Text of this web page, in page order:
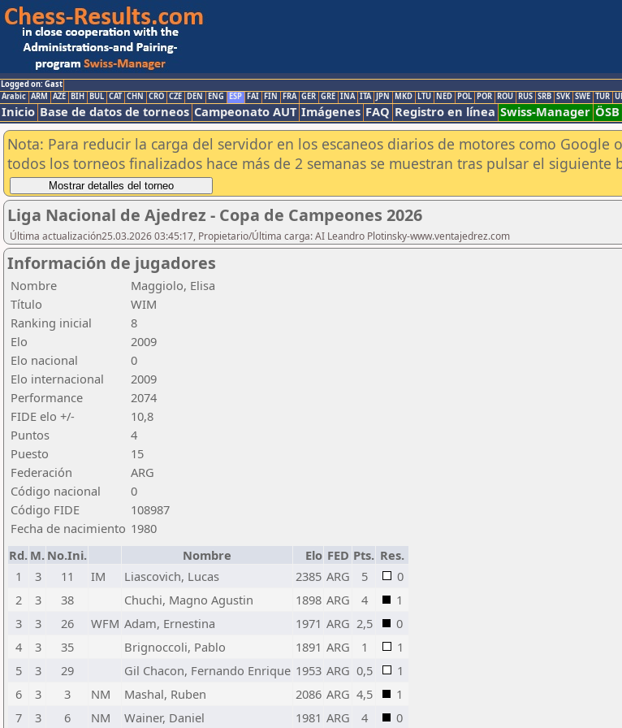
Logged on: Gast
Arabic ARM AZE BIH BUL CAT CHN CRO CZE DEN ENG ESP FAI FIN FRA GER GRE INA ITA JPN MKD LTU NED POL POR ROU RUS SRB SVK SWE TUR
Inicio Base de datos de torneos Campeonato AUT Imágenes FAQ Registro en línea Swiss-Manager ÖSB
Nota: Para reducir la carga del servidor en los escaneos diarios de motores como Google
todos los torneos finalizados hace más de 2 semanas se muestran tras pulsar el siguiente
Liga Nacional de Ajedrez - Copa de Campeones 2026
Última actualización25.03.2026 03:45:17, Propietario/Última carga: AI Leandro Plotinsky-www.ventajedrez.com
Información de jugadores
Nombre
Maggiolo, Elisa
Título
WIM
Ranking inicial
8
Elo
2009
Elo nacional
0
Elo internacional
2009
Performance
2074
FIDE elo +/-
10,8
Puntos
4
Puesto
15
Federación
ARG
Código nacional
0
Código FIDE
108987
Fecha de nacimiento 1980
Rd. M. No.Ini. Nombre Elo FED Pts. Res.
1
3 11 IM Liascovich, Lucas 2385 ARG 5
0
2
3 38 Chuchi, Magno Agustin 1898 ARG 4
1
3
3 26 WFM Adam, Ernestina 1971 ARG 2,5
0
4
3 35 Brignoccoli, Pablo 1891 ARG 1
1
5
3 29 Gil Chacon, Fernando Enrique 1953 ARG 0,5
1
6
3 3 NM Mashal, Ruben 2086 ARG 4,5
1
7
3 6 NM Wainer, Daniel 1981 ARG 4 0